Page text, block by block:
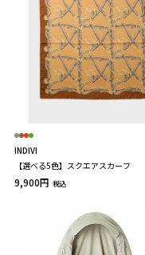
INDIVI
【選べる5色】スクエアスカーフ
9,900円 税込